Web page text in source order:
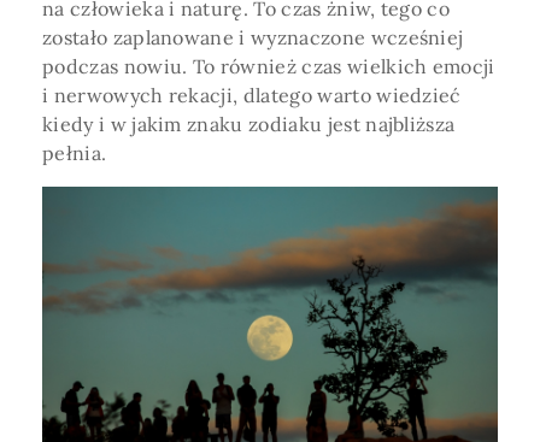
Horoskop Numerologiczny
Horoskop Numerologiczny na 2026
Horoskop Ziołowy
Horoskop Chiński 2026
Horoskop Słowiański
Horoskop Mongolski
TarotKrzyż Celtycki
Zaloguj się lub dołącz
SZUKAJ
ZAPRASZAMY DO ŚLEDZENIA ASTROMAGII
na człowieka i naturę. To czas żniw, tego co
zostało zaplanowane i wyznaczone wcześniej
podczas nowiu. To również czas wielkich emocji
i nerwowych rekacji, dlatego warto wiedzieć
kiedy i w jakim znaku zodiaku jest najbliższa
pełnia.